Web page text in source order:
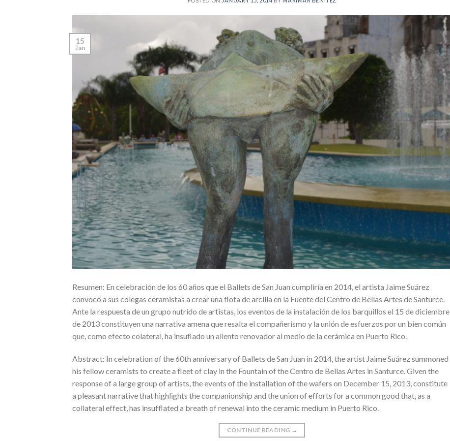
15
Jan
Resumen: En celebración de los 60 años que el Ballets de San Juan cumpliría en 2014, el artista Jaime Suárez
convocó a sus colegas ceramistas a crear una flota de arcilla en la Fuente del Centro de Bellas Artes de Santurce.
Ante la respuesta de un grupo nutrido de artistas, los eventos de la instalación de los barquillos el 15 de diciembre
de 2013 constituyen una narrativa amena que resalta el compañerismo y la unión de esfuerzos por un bien común
que, como efecto colateral, ha insuflado un aliento renovador al medio de la cerámica en Puerto Rico.
Abstract: In celebration of the 60th anniversary of Ballets de San Juan in 2014, the artist Jaime Suárez summoned
his fellow ceramists to create a fleet of clay in the Fountain of the Centro de Bellas Artes in Santurce. Given the
response of a large group of artists, the events of the installation of the wafers on December 15, 2013, constitute
a pleasant narrative that highlights the companionship and the union of efforts for a common good that, as a
collateral effect, has insufflated a breath of renewal into the ceramic medium in Puerto Rico.
CONTINUE READING →